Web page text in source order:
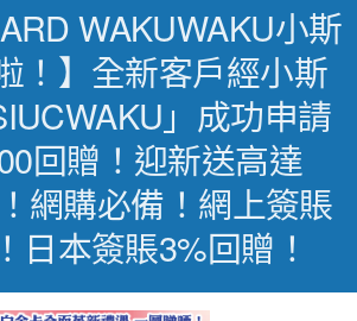
WAKUWAKU小斯
！】全新客戶經小斯
」成功申請
回贈！迎新送高達
網購必備！網上簽賬
日本簽賬3%回贈！